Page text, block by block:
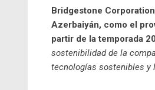
Bridgestone
Azerbaiyán, como el
partir de la temporada
sostenibilidad de la
tecnologías sostenibles y